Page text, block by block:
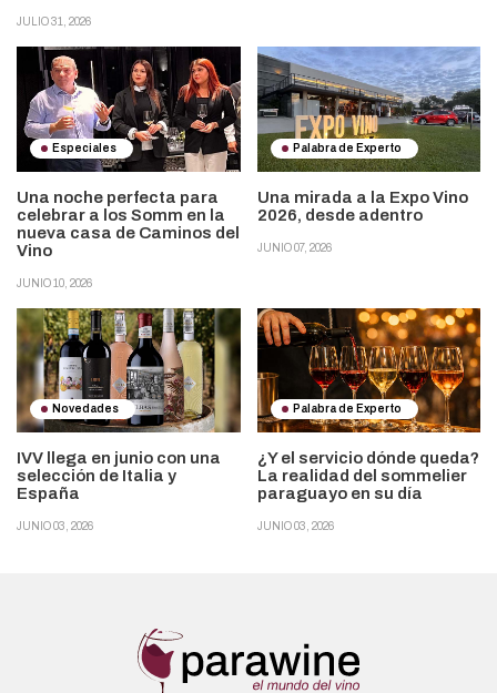
JULIO 31, 2026
Especiales
Una noche perfecta para
celebrar a los Somm en la
nueva casa de Caminos del
Vino
JUNIO 10, 2026
Palabra de Experto
Una mirada a la Expo Vino
2026, desde adentro
JUNIO 07, 2026
Novedades
IVV llega en junio con una
selección de Italia y
España
JUNIO 03, 2026
Palabra de Experto
¿Y el servicio dónde queda?
La realidad del sommelier
paraguayo en su día
JUNIO 03, 2026